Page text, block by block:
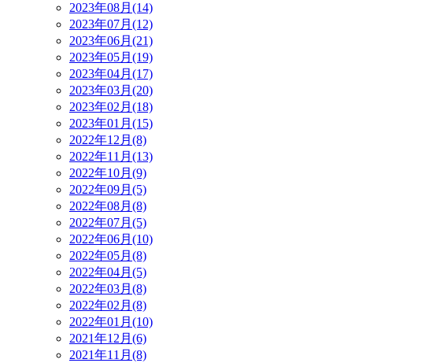
2023年08月(14)
2023年07月(12)
2023年06月(21)
2023年05月(19)
2023年04月(17)
2023年03月(20)
2023年02月(18)
2023年01月(15)
2022年12月(8)
2022年11月(13)
2022年10月(9)
2022年09月(5)
2022年08月(8)
2022年07月(5)
2022年06月(10)
2022年05月(8)
2022年04月(5)
2022年03月(8)
2022年02月(8)
2022年01月(10)
2021年12月(6)
2021年11月(8)